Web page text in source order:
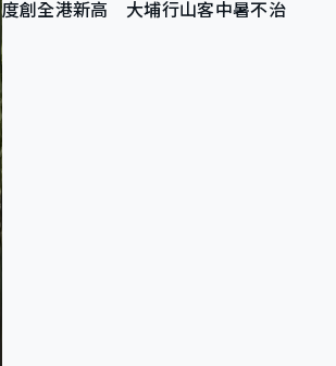
度創全港新高 大埔行山客中暑不治